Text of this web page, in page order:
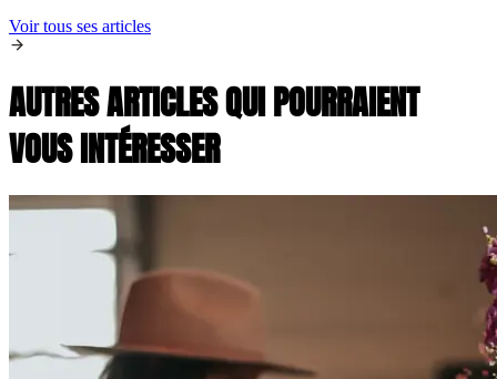
Voir tous ses articles
AUTRES ARTICLES QUI POURRAIENT
VOUS INTÉRESSER